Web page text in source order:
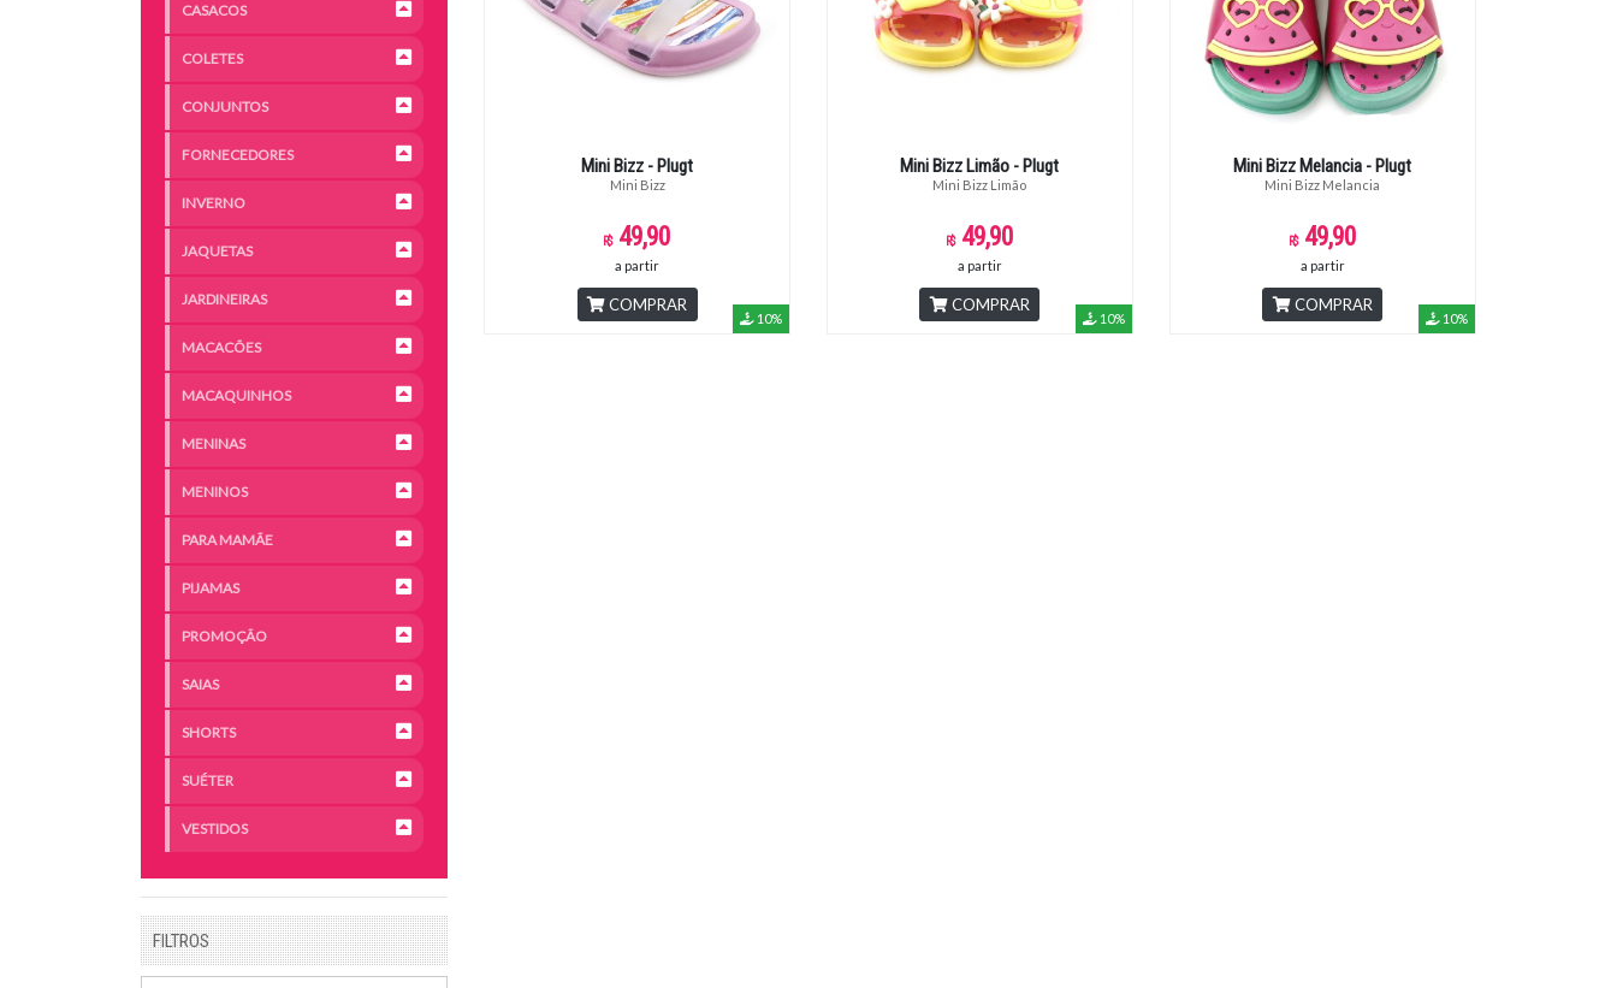
CASACOS
COLETES
CONJUNTOS
FORNECEDORES
INVERNO
JAQUETAS
JARDINEIRAS
MACACÕES
MACAQUINHOS
MENINAS
MENINOS
PARA MAMÃE
PIJAMAS
PROMOÇÃO
SAIAS
SHORTS
SUÉTER
VESTIDOS
FILTROS
Mini Bizz - Plugt
Mini Bizz
49,90
a partir
COMPRAR
10%
Mini Bizz Limão - Plugt
Mini Bizz Limão
49,90
a partir
COMPRAR
10%
Mini Bizz Melancia - Plugt
Mini Bizz Melancia
49,90
a partir
COMPRAR
10%